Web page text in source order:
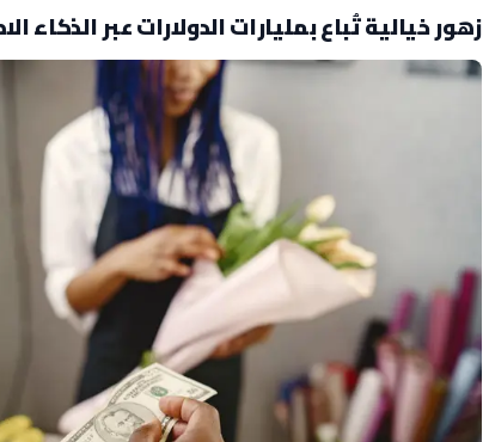
زهور خيالية تُباع بمليارات الدولارات عبر الذكاء